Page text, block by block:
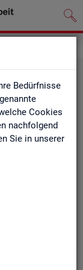
Bedürfnisse
Cookies
nachfolgend
Sie in unserer